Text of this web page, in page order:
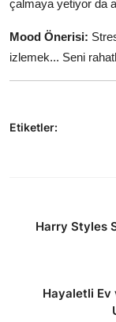
çalmaya yetiyor da
Mood Önerisi:
izlemek... Seni
Etiketler:
Harry Styles
Hayaletli Ev